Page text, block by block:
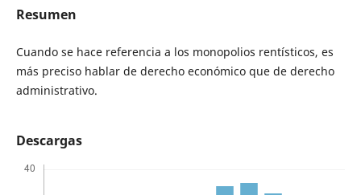
Resumen
Cuando se hace referencia a los monopolios rentísticos, es
más preciso hablar de derecho económico que de derecho
administrativo.
Descargas